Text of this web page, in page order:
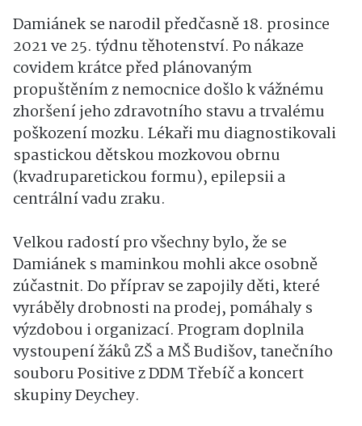
Damiánek se narodil předčasně 18. prosince
2021 ve 25. týdnu těhotenství. Po nákaze
covidem krátce před plánovaným
propuštěním z nemocnice došlo k vážnému
zhoršení jeho zdravotního stavu a trvalému
poškození mozku. Lékaři mu diagnostikovali
spastickou dětskou mozkovou obrnu
(kvadruparetickou formu), epilepsii a
centrální vadu zraku.
Velkou radostí pro všechny bylo, že se
Damiánek s maminkou mohli akce osobně
zúčastnit. Do příprav se zapojily děti, které
vyráběly drobnosti na prodej, pomáhaly s
výzdobou i organizací. Program doplnila
vystoupení žáků ZŠ a MŠ Budišov, tanečního
souboru Positive z DDM Třebíč a koncert
skupiny Deychey.